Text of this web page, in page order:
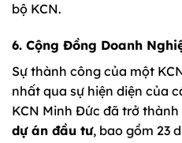
bộ KCN.
6. Cộng Đồng Doanh
Sự thành công của một
nhất qua sự hiện diện của
KCN Minh Đức đã trở
dự án đầu tư, bao gồm 23